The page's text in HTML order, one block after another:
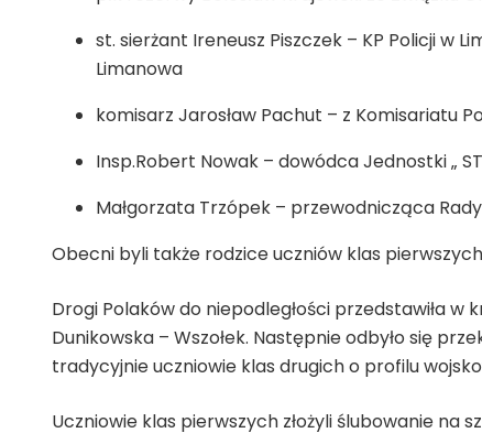
st. sierżant Ireneusz Piszczek – KP Policji w
Limanowa
komisarz Jarosław Pachut – z Komisariatu
Insp.Robert Nowak – dowódca Jednostki „
Małgorzata Trzópek – przewodnicząca Rady
Obecni byli także rodzice uczniów klas
Drogi Polaków do niepodległości przedstawiła
Dunikowska – Wszołek. Następnie odbyło się
tradycyjnie uczniowie klas drugich o profilu
Uczniowie klas pierwszych złożyli ślubowanie na